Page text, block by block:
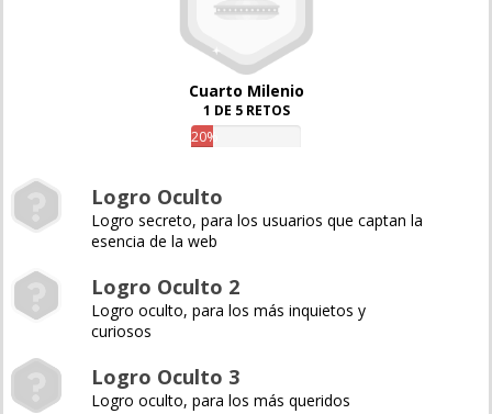
Cuarto Milenio
1 DE 5 RETOS
20%
Logro Oculto
Logro secreto, para los usuarios que captan la
esencia de la web
Logro Oculto 2
Logro oculto, para los más inquietos y
curiosos
Logro Oculto 3
Logro oculto, para los más queridos